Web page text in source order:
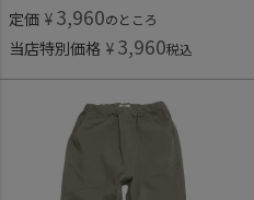
定価 ¥ 3,960のところ
当店特別価格 ¥ 3,960税込